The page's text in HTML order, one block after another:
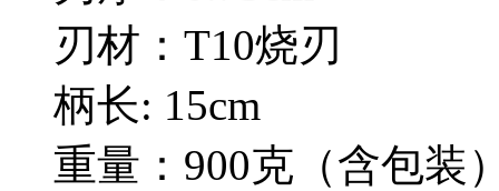
刃材：T10烧刃
柄长: 15cm
重量：900克（含包装